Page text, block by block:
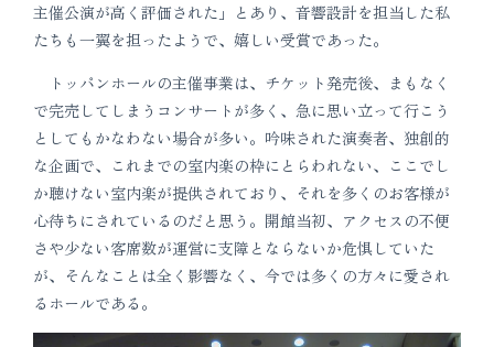
主催公演が高く評価された」とあり、音響設計を担当した私
たちも一翼を担ったようで、嬉しい受賞であった。
トッパンホールの主催事業は、チケット発売後、まもなく
で完売してしまうコンサートが多く、急に思い立って行こう
としてもかなわない場合が多い。吟味された演奏者、独創的
な企画で、これまでの室内楽の枠にとらわれない、ここでし
か聴けない室内楽が提供されており、それを多くのお客様が
心待ちにされているのだと思う。開館当初、アクセスの不便
さや少ない客席数が運営に支障とならないか危惧していた
が、そんなことは全く影響なく、今では多くの方々に愛され
るホールである。